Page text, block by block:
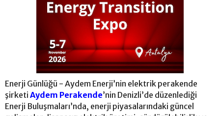
Enerji Günlüğü - Aydem Enerji’nin elektrik perakende
şirketi Aydem Perakende’nin Denizli’de düzenlediği
Enerji Buluşmaları’nda, enerji piyasalarındaki güncel